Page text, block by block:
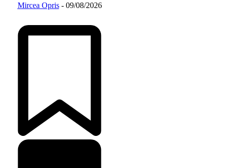
Mircea Opris - 09/08/2026